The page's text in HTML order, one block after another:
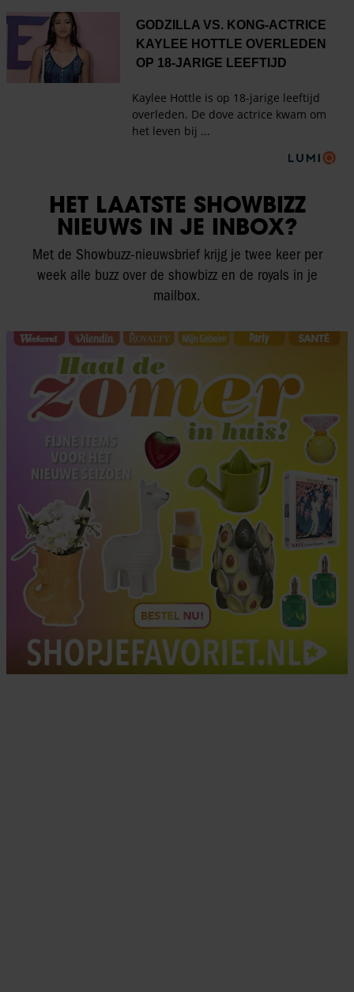
HET LAATSTE SHOWBIZZ
NIEUWS IN JE INBOX?
Met de Showbuzz-nieuwsbrief krijg je twee keer per
week alle buzz over de showbizz en de royals in je
mailbox.